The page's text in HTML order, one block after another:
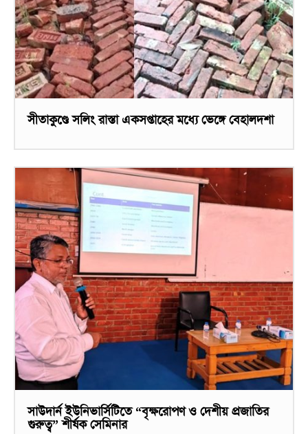
সীতাকুণ্ডে সলিং রাস্তা একসপ্তাহের মধ্যে ভেঙ্গে বেহালদশা
সাউদার্ন ইউনিভার্সিটিতে “বৃক্ষরোপণ ও দেশীয় প্রজাতির
গুরুত্ব” শীর্ষক সেমিনার